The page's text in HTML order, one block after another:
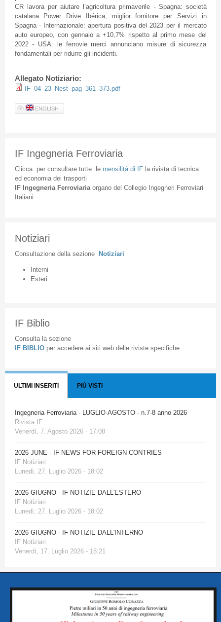
CR lavora per aiutare l’agricoltura primaverile - Spagna: società
catalana Power Drive Ibérica, miglior fornitore per Servizi in
Spagna - Internazionale: apertura positiva del 2023 per il mercato
auto europeo, con gennaio a +10,7% rispetto al primo mese del
2022 - USA: le ferrovie merci annunciano misure di sicurezza
fondamentali per ridurre gli incidenti.
Allegato Notiziario:
IF_04_23_Nest_pag_361_373.pdf
ENGLISH
IF Ingegneria Ferroviaria
Cliccaper consultare tuttele mensilità di IFla rivista di tecnica
ed economia dei trasporti
IF Ingegneria Ferroviaria organodel Collegio Ingegneri Ferroviari
Italiani
Notiziari
Consultazione della sezione Notiziari
Interni
Esteri
IF Biblio
Consulta la sezione
IF BIBLIO per accedere ai siti web delle riviste specifiche
ULTIMI INSERITI PIÙ VISTI
Ingegneria Ferroviaria - LUGLIO-AGOSTO - n.7-8 anno 2026
Rivista IF
Venerdì, 7. Agosto 2026 - 17:08
2026 JUNE - IF NEWS FOR FOREIGN CONTRIES
IF Notiziari
Lunedì, 27. Luglio 2026 - 18:02
2026 GIUGNO - IF NOTIZIE DALL'ESTERO
IF Notiziari
Lunedì, 27. Luglio 2026 - 18:02
2026 GIUGNO - IF NOTIZIE DALL'INTERNO
IF Notiziari
Venerdì, 17. Luglio 2026 - 18:21